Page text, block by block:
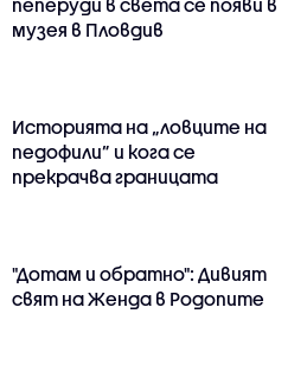
пеперуди в света се появи в
музея в Пловдив
Историята на „ловците на
педофили” и кога се
прекрачва границата
"Дотам и обратно": Дивият
свят на Женда в Родопите